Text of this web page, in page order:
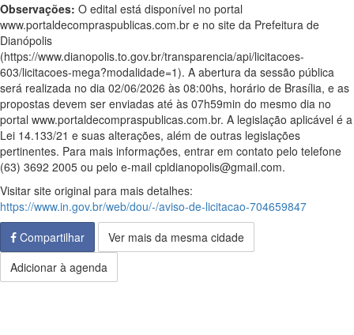
Observações: O edital está disponível no portal
www.portaldecompraspublicas.com.br e no site da Prefeitura de
Dianópolis
(https://www.dianopolis.to.gov.br/transparencia/api/licitacoes-
603/licitacoes-mega?modalidade=1). A abertura da sessão pública
será realizada no dia 02/06/2026 às 08:00hs, horário de Brasília, e as
propostas devem ser enviadas até às 07h59min do mesmo dia no
portal www.portaldecompraspublicas.com.br. A legislação aplicável é a
Lei 14.133/21 e suas alterações, além de outras legislações
pertinentes. Para mais informações, entrar em contato pelo telefone
(63) 3692 2005 ou pelo e-mail cpldianopolis@gmail.com.
Visitar site original para mais detalhes:
https://www.in.gov.br/web/dou/-/aviso-de-licitacao-704659847
Compartilhar
Ver mais da mesma cidade
Adicionar à agenda